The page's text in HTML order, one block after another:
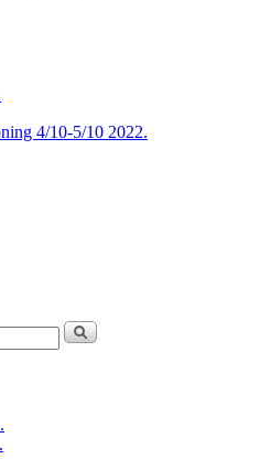
4/10-5/10 2022.